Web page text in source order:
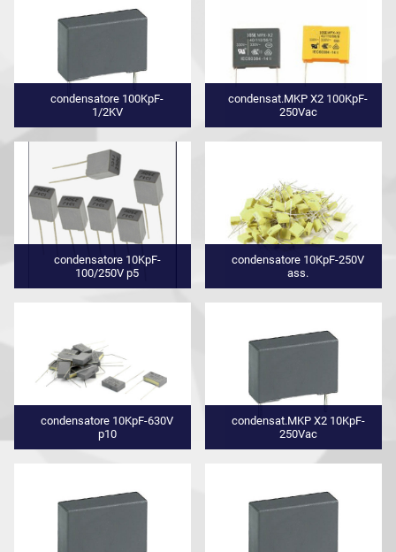
condensatore 100KpF-
1/2KV
condensat.MKP X2 100KpF-
250Vac
condensatore 10KpF-
100/250V p5
condensatore 10KpF-250V
ass.
condensatore 10KpF-630V
p10
condensat.MKP X2 10KpF-
250Vac